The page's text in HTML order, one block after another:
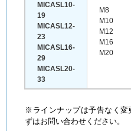
MICASL10-
19
MICASL12-
23
MICASL16-
29
MICASL20-
33
M8
M10
M12
M16
M20
※ラインナップは予告なく変
ずはお問い合わせください。